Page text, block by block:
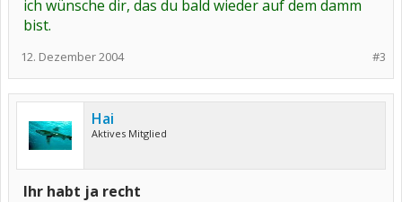
ich wünsche dir, das du bald wieder auf dem damm
bist.
#3
12. Dezember 2004
Hai
Aktives Mitglied
Ihr habt ja recht